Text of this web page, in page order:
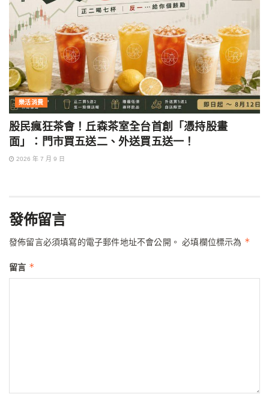
樂活消費
股民瘋狂茶會！丘森茶室全台首創「憑持股畫
面」：門市買五送二、外送買五送一！
2026 年 7 月 9 日
發佈留言
發佈留言必須填寫的電子郵件地址不會公開。 必填欄位標示為 *
留言 *